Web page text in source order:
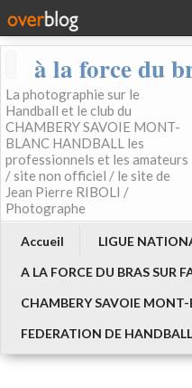
à la force du
La photographie sur le
Handball et le club du
CHAMBERY SAVOIE MONT-
BLANC HANDBALL les
professionnels et les amateurs
/ site non officiel / le site de
Jean Pierre RIBOLI /
Photographe
Accueil
LIGUE
A LA FORCE DU BRAS SUR
CHAMBERY SAVOIE
FEDERATION DE HANDBALL